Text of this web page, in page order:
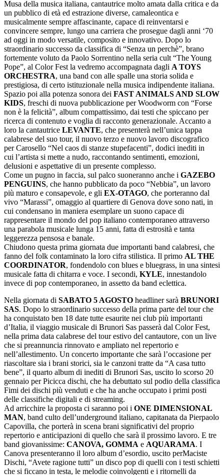
Musa della musica italiana, cantautrice molto amata dalla critica e da
un pubblico di età ed estrazione diverse, camaleontica e
musicalmente sempre affascinante, capace di reinventarsi e
convincere sempre, lungo una carriera che prosegue dagli anni ‘70
ad oggi in modo versatile, composito e innovativo. Dopo lo
straordinario successo da classifica di “Senza un perchè”, brano
fortemente voluto da Paolo Sorrentino nella seria cult “The Young
Pope”, al Color Fest la vedremo accompagnata dagli A TOYS
ORCHESTRA, una band con alle spalle una storia solida e
prestigiosa, di certo istituzionale nella musica indipendente italiana.
Spazio poi alla potenza sonora dei FAST ANIMALS AND SLOW
KIDS, freschi di nuova pubblicazione per Woodworm con “Forse
non è la felicità”, album compattissimo, dai testi che spiccano per
ricerca di contenuto e voglia di racconto generazionale. Accanto a
loro la cantautrice LEVANTE, che presenterà nell’unica tappa
calabrese del suo tour, il nuovo terzo e nuovo lavoro discografico
per Carosello “Nel caos di stanze stupefacenti”, dodici inediti in
cui l’artista si mette a nudo, raccontando sentimenti, emozioni,
delusioni e aspettative di un presente complesso.
Come un pugno in faccia, sul palco suoneranno anche i GAZEBO
PENGUINS, che hanno pubblicato da poco “Nebbia”, un lavoro
più maturo e consapevole, e gli EX-OTAGO, che porteranno dal
vivo “Marassi”, omaggio al quartiere di Genova dove sono nati, in
cui condensano in maniera esemplare un suono capace di
rappresentare il mondo del pop italiano contemporaneo attraverso
una parabola musicale lunga 15 anni, fatta di estrosità e tanta
leggerezza pensosa e banale.
Chiudono questa prima giornata due importanti band calabresi, che
fanno del folk contaminato la loro cifra stilistica. Il primo AL THE
COORDINATOR, fondendolo con blues e bluegrass, in una sintesi
musicale fatta di chitarra e voce. I secondi, KYLE, innestandolo
invece di pop contemporaneo, in assetto da band eclettica.
Nella giornata di SABATO 5 AGOSTO headliner sarà BRUNORI
SAS. Dopo lo straordinario successo della prima parte del tour che
ha conquistato ben 18 date tutte esaurite nei club più importanti
d’Italia, il viaggio musicale di Brunori Sas passerà dal Color Fest,
nella prima data calabrese del tour estivo del cantautore, con un live
che si preannuncia rinnovato e ampliato nel repertorio e
nell’allestimento. Un concerto importante che sarà l’occasione per
riascoltare sia i brani storici, sia le canzoni tratte da “A casa tutto
bene”, il quarto album di inediti di Brunori Sas, uscito lo scorso 20
gennaio per Picicca dischi, che ha debuttato sul podio della classifica
Fimi dei dischi più venduti e che ha anche occupato i primi posti
delle classifiche digitali e di streaming.
Ad arricchire la proposta ci saranno poi i ONE DIMENSIONAL
MAN, band culto dell’underground italiano, capitanata da Pierpaolo
Capovilla, che porterà in scena brani significativi del proprio
repertorio e anticipazioni di quello che sarà il prossimo lavoro. E tre
band giovanissime: CANOVA, GOMMA e AQUARAMA. I
Canova presenteranno il loro album d’esordio, uscito perMaciste
Dischi, “Avete ragione tutti” un disco pop di quelli con i testi schietti
che si ficcano in testa, le melodie coinvolgenti e i ritornelli da